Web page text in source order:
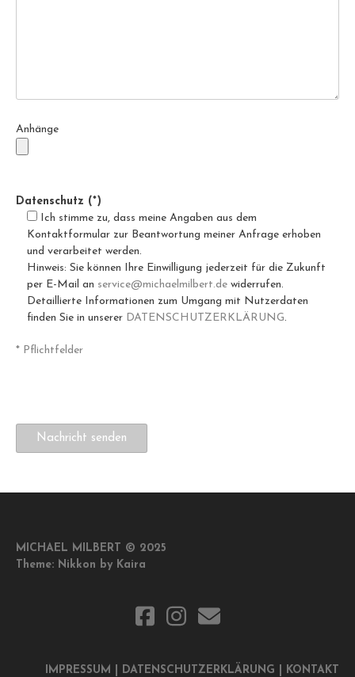
Anhänge
Datenschutz (*)
Ich stimme zu, dass meine Angaben aus dem
Kontaktformular zur Beantwortung meiner Anfrage erhoben
und verarbeitet werden.
Hinweis: Sie können Ihre Einwilligung jederzeit für die Zukunft
per E-Mail an service@michaelmilbert.de widerrufen.
Detaillierte Informationen zum Umgang mit Nutzerdaten
finden Sie in unserer DATENSCHUTZERKLÄRUNG.
* Pflichtfelder
MICHAEL MILBERT © 2025
Theme: Nikkon by Kaira
IMPRESSUM DATENSCHUTZERKLÄRUNG KONTAKT